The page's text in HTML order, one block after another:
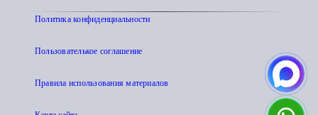
Политика конфиденциальности
Пользователькое соглашение
Правила использования материалов